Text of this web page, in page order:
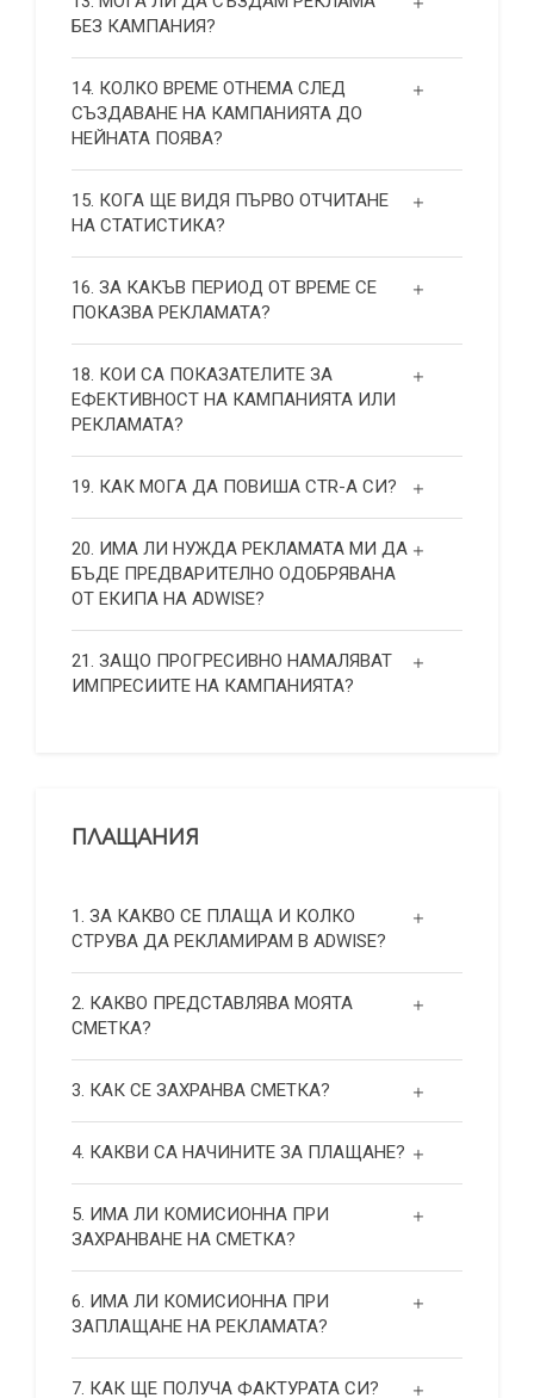
БЕЗ КАМПАНИЯ?
14. КОЛКО ВРЕМЕ ОТНЕМА СЛЕД
СЪЗДАВАНЕ НА КАМПАНИЯТА ДО
НЕЙНАТА ПОЯВА?
15. КОГА ЩЕ ВИДЯ ПЪРВО ОТЧИТАНЕ
НА СТАТИСТИКА?
16. ЗА КАКЪВ ПЕРИОД ОТ ВРЕМЕ СЕ
ПОКАЗВА РЕКЛАМАТА?
18. КОИ СА ПОКАЗАТЕЛИТЕ ЗА
ЕФЕКТИВНОСТ НА КАМПАНИЯТА ИЛИ
РЕКЛАМАТА?
19. КАК МОГА ДА ПОВИША СТR-А СИ?
20. ИМА ЛИ НУЖДА РЕКЛАМАТА МИ ДА
БЪДЕ ПРЕДВАРИТЕЛНО ОДОБРЯВАНА
ОТ ЕКИПА НА ADWISE?
21. ЗАЩО ПРОГРЕСИВНО НАМАЛЯВАТ
ИМПРЕСИИТЕ НА КАМПАНИЯТА?
ПЛАЩАНИЯ
1. ЗА КАКВО СЕ ПЛАЩА И КОЛКО
СТРУВА ДА РЕКЛАМИРАМ В ADWISE?
2. КАКВО ПРЕДСТАВЛЯВА МОЯТА
СМЕТКА?
3. КАК СЕ ЗАХРАНВА СМЕТКА?
4. КАКВИ СА НАЧИНИТЕ ЗА ПЛАЩАНЕ?
5. ИМА ЛИ КОМИСИОННА ПРИ
ЗАХРАНВАНЕ НА СМЕТКА?
6. ИМА ЛИ КОМИСИОННА ПРИ
ЗАПЛАЩАНЕ НА РЕКЛАМАТА?
7. КАК ЩЕ ПОЛУЧА ФАКТУРАТА СИ?